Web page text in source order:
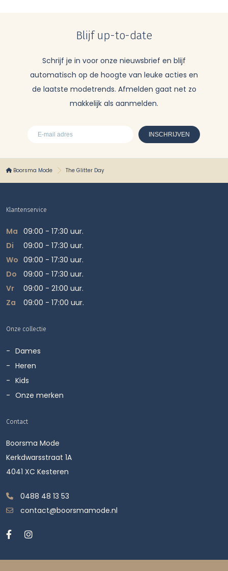
Blijf up-to-date
Schrijf je in voor onze nieuwsbrief en blijf
automatisch op de hoogte van leuke acties en
de laatste modetrends. Afmelden gaat net zo
makkelijk als aanmelden.
Boorsma Mode The Glitter Day
Klantenservice
Ma 09:00 - 17:30 uur.
Di
09:00 - 17:30 uur.
Wo 09:00 - 17:30 uur.
Do
09:00 - 17:30 uur.
Vr
09:00 - 21:00 uur.
Za
09:00 - 17:00 uur.
Onze collectie
Dames
Heren
Kids
Onze merken
Contact
Boorsma Mode
Kerkdwarsstraat 1A
4041 XC Kesteren
0488 48 13 53
contact@boorsmamode.nl